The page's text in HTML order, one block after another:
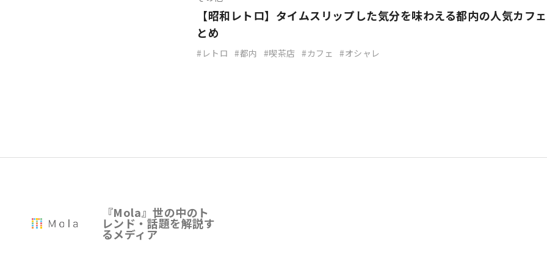
【昭和レトロ】タイムスリップした気分を味わえる都内の人気カフ
とめ
レトロ 都内 喫茶店 カフェ オシャレ
『Mola』世の中のト
レンド・話題を解説す
るメディア